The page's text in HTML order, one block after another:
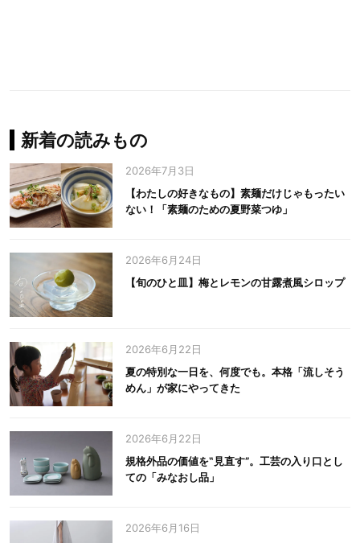
新着の読みもの
2026年7月3日
【わたしの好きなもの】素麺だけじゃもったい
ない！「素麺のための夏野菜つゆ」
2026年6月24日
【旬のひと皿】梅とレモンの甘露煮風シロップ
2026年6月22日
夏の特別な一日を、何度でも。本格「流しそう
めん」が家にやってきた
2026年6月22日
規格外品の価値を‟見直す”。工芸の入り口とし
ての「みなおし品」
2026年6月16日